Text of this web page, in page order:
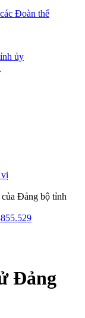
Đoàn thể
ủy
Đảng bộ tỉnh
Đảng